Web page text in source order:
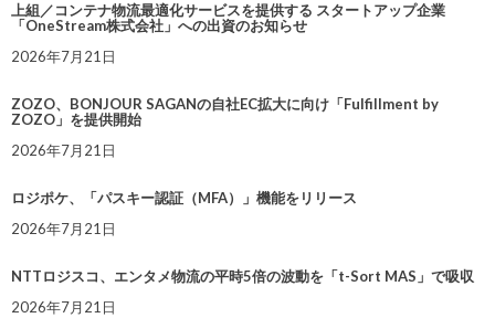
上組／コンテナ物流最適化サービスを提供する スタートアップ企業
「OneStream株式会社」への出資のお知らせ
2026年7月21日
ZOZO、BONJOUR SAGANの自社EC拡大に向け「Fulfillment by
ZOZO」を提供開始
2026年7月21日
ロジポケ、「パスキー認証（MFA）」機能をリリース
2026年7月21日
NTTロジスコ、エンタメ物流の平時5倍の波動を「t-Sort MAS」で吸収
2026年7月21日